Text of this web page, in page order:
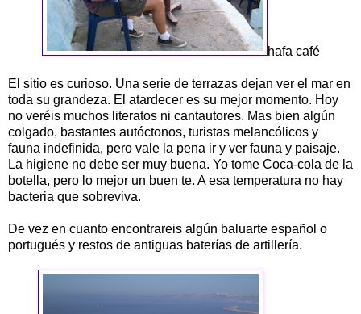
hafa café
El sitio es curioso. Una serie de terrazas dejan ver el mar en
toda su grandeza. El atardecer es su mejor momento. Hoy
no veréis muchos literatos ni cantautores. Mas bien algún
colgado, bastantes autóctonos, turistas melancólicos y
fauna indefinida, pero vale la pena ir y ver fauna y paisaje.
La higiene no debe ser muy buena. Yo tome Coca-cola de la
botella, pero lo mejor un buen te. A esa temperatura no hay
bacteria que sobreviva.
De vez en cuanto encontrareis algún baluarte español o
portugués y restos de antiguas baterías de artillería.